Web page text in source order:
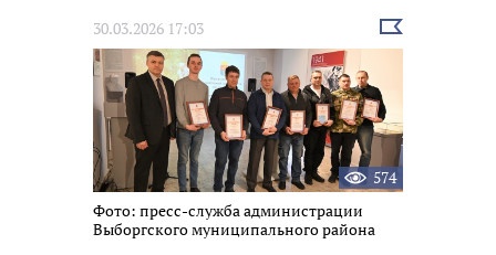
30.03.2026 17:03
Выбрать
новость
574
Фото: пресс-служба администрации
Выборгского муниципального района